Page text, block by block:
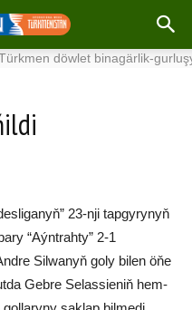
döwlet binagärlik-gurluşyk
23-nji tapgyrynyň
“Aýntrahty” 2-1
Silwanyň goly bilen öňe
Gebre Selassieniň hem-